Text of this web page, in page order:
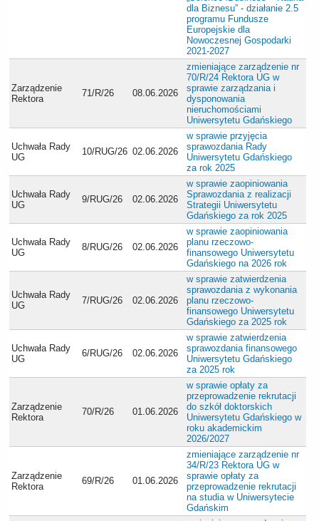
dla Biznesu” - działanie 2.5
programu Fundusze
Europejskie dla
Nowoczesnej Gospodarki
2021-2027
Zarządzenie
Rektora
71/R/26 08.06.2026
zmieniające zarządzenie nr
70/R/24 Rektora UG w
sprawie zarządzania i
dysponowania
nieruchomościami
Uniwersytetu Gdańskiego
Uchwała Rady
UG
10/RUG/26 02.06.2026
w sprawie przyjęcia
sprawozdania Rady
Uniwersytetu Gdańskiego
za rok 2025
Uchwała Rady
UG
9/RUG/26 02.06.2026
w sprawie zaopiniowania
Sprawozdania z realizacji
Strategii Uniwersytetu
Gdańskiego za rok 2025
Uchwała Rady
UG
8/RUG/26 02.06.2026
w sprawie zaopiniowania
planu rzeczowo-
finansowego Uniwersytetu
Gdańskiego na 2026 rok
Uchwała Rady
UG
7/RUG/26 02.06.2026
w sprawie zatwierdzenia
sprawozdania z wykonania
planu rzeczowo-
finansowego Uniwersytetu
Gdańskiego za 2025 rok
Uchwała Rady
UG
6/RUG/26 02.06.2026
w sprawie zatwierdzenia
sprawozdania finansowego
Uniwersytetu Gdańskiego
za 2025 rok
Zarządzenie
Rektora
70/R/26 01.06.2026
w sprawie opłaty za
przeprowadzenie rekrutacji
do szkół doktorskich
Uniwersytetu Gdańskiego w
roku akademickim
2026/2027
Zarządzenie
Rektora
69/R/26 01.06.2026
zmieniające zarządzenie nr
34/R/23 Rektora UG w
sprawie opłaty za
przeprowadzenie rekrutacji
na studia w Uniwersytecie
Gdańskim